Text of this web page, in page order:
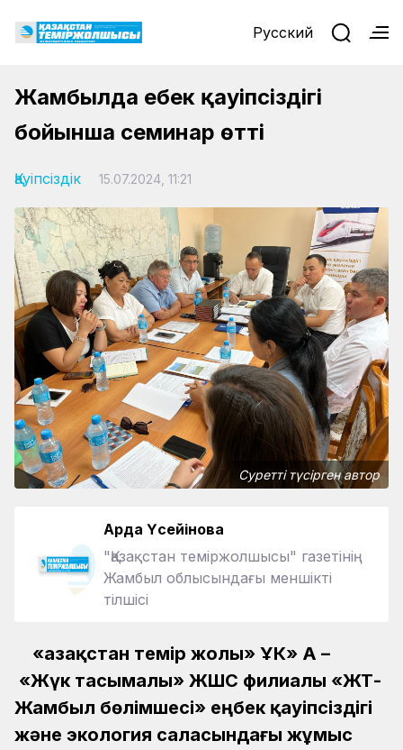
Русский
Жамбылда еңбек қауіпсіздігі
бойынша семинар өтті
Қауіпсіздік 15.07.2024, 11:21
Суретті түсірген автор
Ардақ Үсейінова
"Қазақстан теміржолшысы" газетінің
Жамбыл облысындағы меншікті
тілшісі
«Қазақстан темір жолы» ҰК» АҚ –
«Жүк тасымалы» ЖШС филиалы «ЖТ-
Жамбыл бөлімшесі» еңбек қауіпсіздігі
және экология саласындағы жұмыс